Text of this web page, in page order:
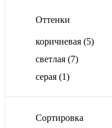
Оттенки
коричневая (5)
светлая (7)
серая (1)
Сортировка